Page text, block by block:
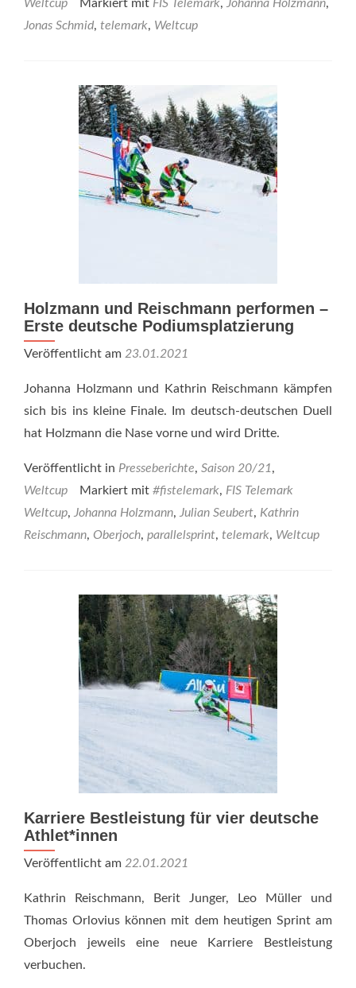
Weltcup Markiert mit FIS Telemark, Johanna Holzmann,
Jonas Schmid, telemark, Weltcup
Holzmann und Reischmann performen –
Erste deutsche Podiumsplatzierung
Veröffentlicht am 23.01.2021
Johanna Holzmann und Kathrin Reischmann kämpfen
sich bis ins kleine Finale. Im deutsch-deutschen Duell
hat Holzmann die Nase vorne und wird Dritte.
Veröffentlicht in Presseberichte, Saison 20/21,
Weltcup
Markiert mit #fistelemark, FIS Telemark
Weltcup, Johanna Holzmann, Julian Seubert, Kathrin
Reischmann, Oberjoch, parallelsprint, telemark, Weltcup
Karriere Bestleistung für vier deutsche
Athlet*innen
Veröffentlicht am 22.01.2021
Kathrin Reischmann, Berit Junger, Leo Müller und
Thomas Orlovius können mit dem heutigen Sprint am
Oberjoch jeweils eine neue Karriere Bestleistung
verbuchen.